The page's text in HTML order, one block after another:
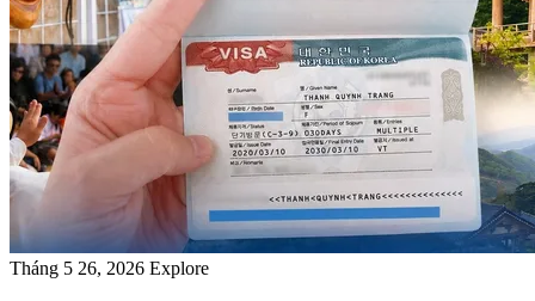
Tháng 5 26, 2026 Explore